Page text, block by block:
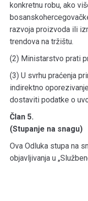
konkretnu robu, ako
razvoja proizvoda ili
trendova na tržištu.
(2) Ministarstvo prati
(3) U svrhu praćenja
indirektno
dostaviti podatke o
Član 5.
(Stupanje na snagu)
Ova Odluka stupa na
objavljivanja u